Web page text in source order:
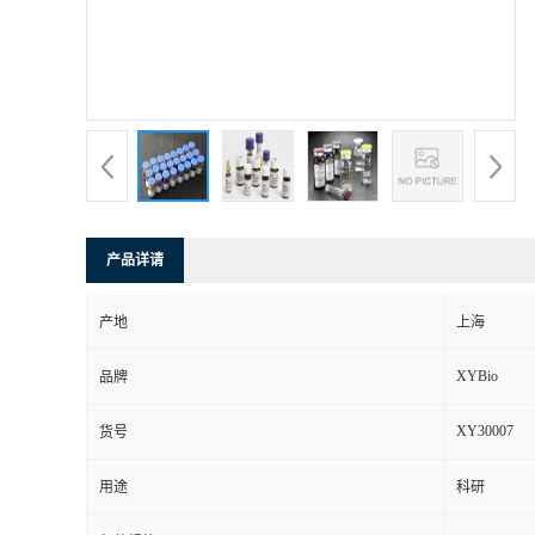
产品详请
产地 上海
品牌 XYBio
货号 XY30007
用途 科研